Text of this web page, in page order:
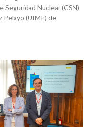
Seguridad Nuclear (CSN)
Pelayo (UIMP) de